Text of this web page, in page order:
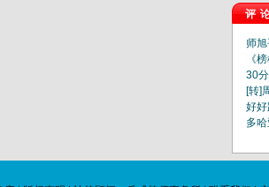
评
师
《
30
[转]
好
多